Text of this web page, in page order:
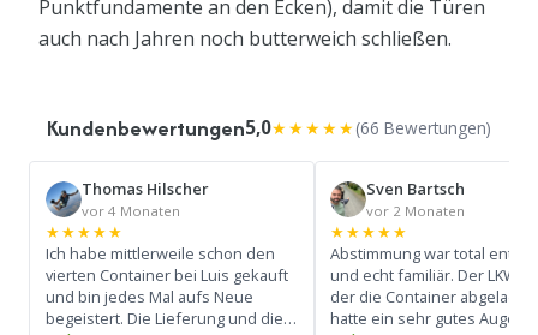
Punktfundamente an den Ecken), damit die Türen
auch nach Jahren noch butterweich schließen.
Kundenbewertungen5,0★★★★★(66 Bewertungen)
Thomas Hilscher
vor 4 Monaten
★★★★★
Ich habe mittlerweile schon den
vierten Container bei Luis gekauft
und bin jedes Mal aufs Neue
begeistert. Die Lieferung und die
Sven Bartsch
vor 2 Monaten
★★★★★
Abstimmung war total
und echt familiär. Der LKW-
der die Container
hatte ein sehr gutes Auge